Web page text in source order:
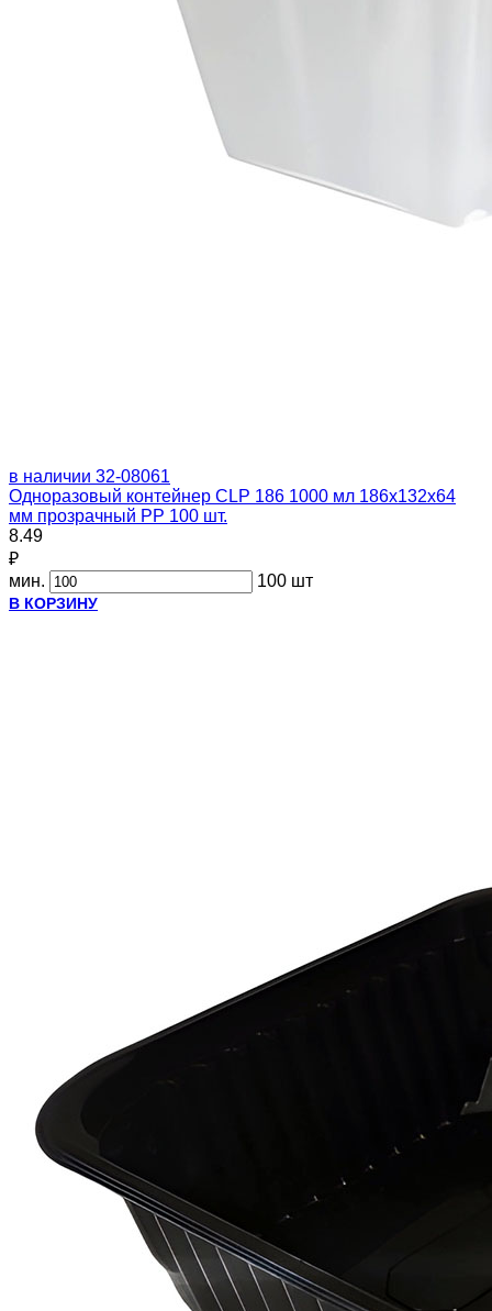
в наличии 32-08061
Одноразовый контейнер CLP 186 1000 мл 186х132х64
мм прозрачный PP 100 шт.
8.49
₽
мин.
100 шт
В КОРЗИНУ